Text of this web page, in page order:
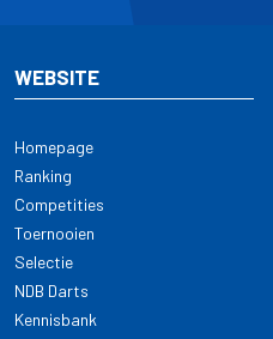
WEBSITE
Homepage
Ranking
Competities
Toernooien
Selectie
NDB Darts
Kennisbank